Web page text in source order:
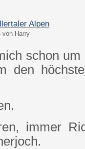
Alpen
von Harry
schon
den
immer